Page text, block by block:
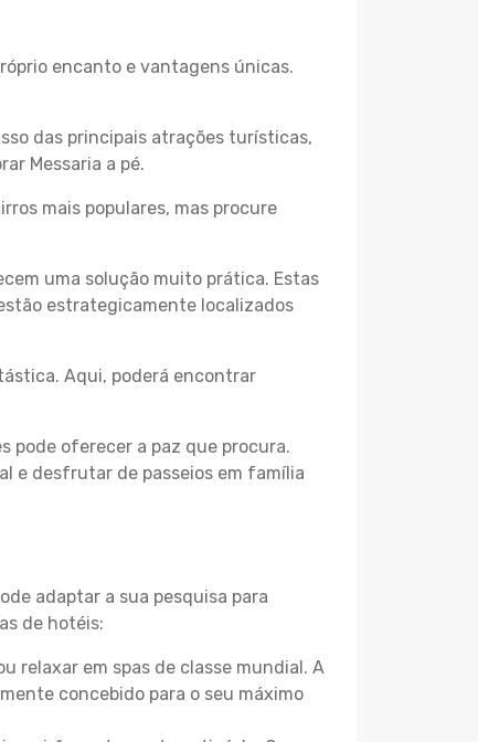
encanto e vantagens únicas.
das principais atrações turísticas,
Messaria a pé.
mais populares, mas procure
uma solução muito prática. Estas
estrategicamente localizados
Aqui, poderá encontrar
pode oferecer a paz que procura.
e desfrutar de passeios em família
adaptar a sua pesquisa para
de hotéis:
relaxar em spas de classe mundial. A
concebido para o seu máximo